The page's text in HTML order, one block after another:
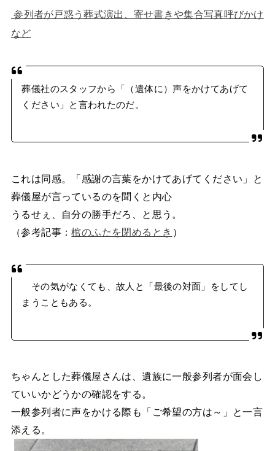
参列者が戸惑う葬式演出、寄せ書きや集合写真呼びかけ
など
葬儀社のスタッフから「（遺体に）声をかけてあげて
ください」と言われたのだ。
これは同感。「感謝の言葉をかけてあげてください」と
葬儀屋が言っているのを聞くと内心
うるせぇ、自分の勝手だろ、と思う。
（参考記事：棺のふたを閉めるとき ）
その気がなくても、故人と「最後の対面」をしてし
まうこともある。
ちゃんとした葬儀屋さんは、遺族に一般参列者が面会し
ていいかどうかの確認をする。
一般参列者に声をかける際も「ご希望の方は～」と一言
添える。